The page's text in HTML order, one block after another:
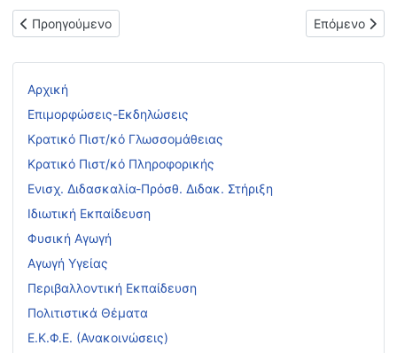
Αρχική
Επιμορφώσεις-Εκδηλώσεις
Κρατικό Πιστ/κό Γλωσσομάθειας
Κρατικό Πιστ/κό Πληροφορικής
Ενισχ. Διδασκαλία-Πρόσθ. Διδακ. Στήριξη
Ιδιωτική Εκπαίδευση
Φυσική Αγωγή
Αγωγή Υγείας
Περιβαλλοντική Εκπαίδευση
Πολιτιστικά Θέματα
Ε.Κ.Φ.Ε. (Ανακοινώσεις)
Προηγούμενο άρθρο: ΜΟΡΙΑΚΟΣ ΠΙΝΑΚΑΣ ΑΠΟΣΠΑΣΜΕΝΩΝ
Προηγούμενο Επόμενο
Επόμενο